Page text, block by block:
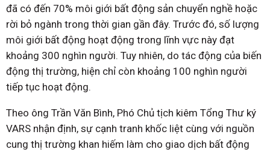
đã có đến 70% môi giới bất động sản chuyển nghề hoặc
rời bỏ ngành trong thời gian gần đây. Trước đó, số lượng
môi giới bất động hoạt động trong lĩnh vực này đạt
khoảng 300 nghìn người. Tuy nhiên, do tác động của biến
động thị trường, hiện chỉ còn khoảng 100 nghìn người
tiếp tục hoạt động.
Theo ông Trần Văn Bình, Phó Chủ tịch kiêm Tổng Thư ký
VARS nhận định, sự cạnh tranh khốc liệt cùng với nguồn
cung thị trường khan hiếm làm cho giao dịch bất động